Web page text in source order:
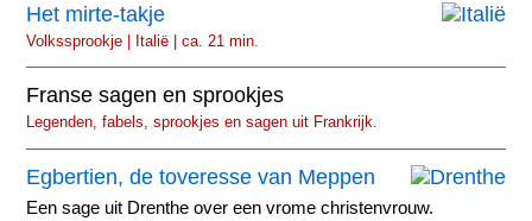
Het mirte-takje
Volkssprookje | Italië | ca. 21 min.
Franse sagen en sprookjes
Legenden, fabels, sprookjes en sagen uit Frankrijk.
Egbertien, de toveresse van Meppen
Een sage uit Drenthe over een vrome christenvrouw.